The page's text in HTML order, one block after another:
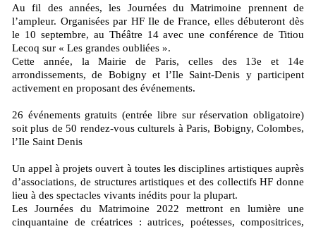
Au fil des années, les Journées du Matrimoine prennent de
l’ampleur. Organisées par HF Ile de France, elles débuteront dès
le 10 septembre, au Théâtre 14 avec une conférence de Titiou
Lecoq sur « Les grandes oubliées ».
Cette année, la Mairie de Paris, celles des 13e et 14e
arrondissements, de Bobigny et l’Ile Saint-Denis y participent
activement en proposant des événements.
26 événements gratuits (entrée libre sur réservation obligatoire)
soit plus de 50 rendez-vous culturels à Paris, Bobigny, Colombes,
l’Ile Saint Denis
Un appel à projets ouvert à toutes les disciplines artistiques auprès
d’associations, de structures artistiques et des collectifs HF donne
lieu à des spectacles vivants inédits pour la plupart.
Les Journées du Matrimoine 2022 mettront en lumière une
cinquantaine de créatrices : autrices, poétesses, compositrices,